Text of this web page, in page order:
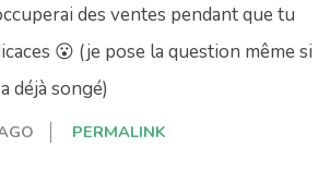
des ventes pendant que tu
😮 (je pose la question même si
déjà songé)
PERMALINK